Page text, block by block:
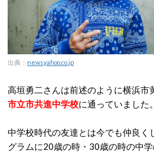
出典： news.yahoo.co.jp
高垣勇二さんは前述のように横浜市
市立市共進中学校に通っていました。
中学校時代の友達とは今でも仲良く
グラムに20歳の時・30歳の時の中